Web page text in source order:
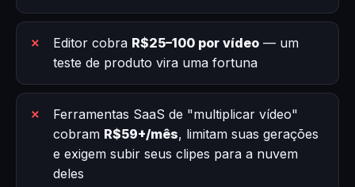
Editor cobra R$25–100 por vídeo — um
teste de produto vira uma fortuna
Ferramentas SaaS de "multiplicar vídeo"
cobram R$59+/mês, limitam suas gerações
e exigem subir seus clipes para a nuvem
deles